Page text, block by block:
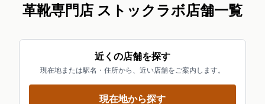
革靴専門店 ストックラボ店舗一覧
近くの店舗を探す
現在地または駅名・住所から、近い店舗をご案内します。
現在地から探す